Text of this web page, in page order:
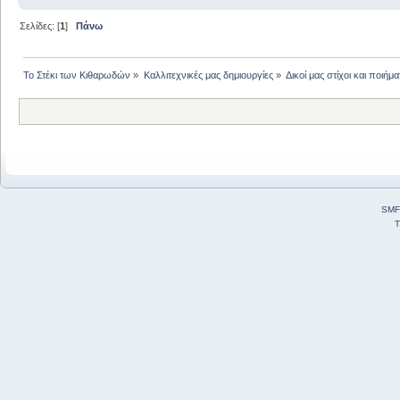
Σελίδες: [1] Πάνω
Το Στέκι των Κιθαρωδών » Καλλιτεχνικές μας δημιουργίες» Δικοί μας στίχοι και